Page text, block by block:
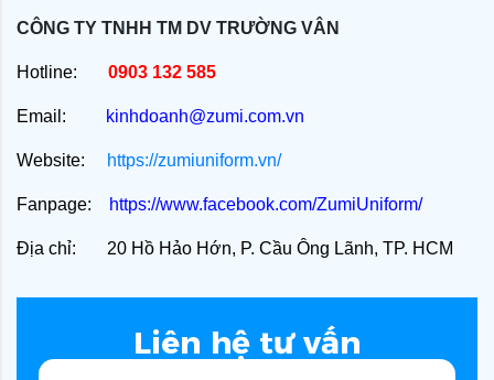
CÔNG TY TNHH TM DV TRƯỜNG VÂN
Hotline: 0903 132 585
Email: kinhdoanh@zumi.com.vn
Website: https://zumiuniform.vn/
Fanpage: https://www.facebook.com/ZumiUniform/
Địa chỉ: 20 Hồ Hảo Hớn, P. Cầu Ông Lãnh, TP. HCM
Liên hệ tư vấn